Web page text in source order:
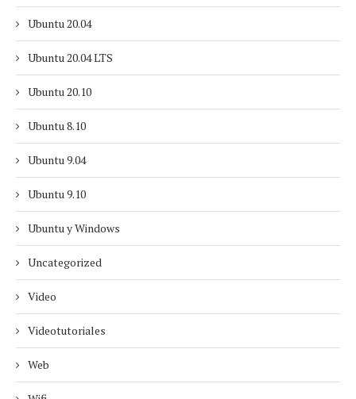
Ubuntu 20.04
Ubuntu 20.04 LTS
Ubuntu 20.10
Ubuntu 8.10
Ubuntu 9.04
Ubuntu 9.10
Ubuntu y Windows
Uncategorized
Video
Videotutoriales
Web